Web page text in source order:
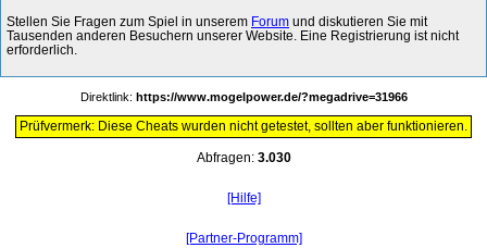
Stellen Sie Fragen zum Spiel in unserem Forum und diskutieren Sie mit
Tausenden anderen Besuchern unserer Website. Eine Registrierung ist nicht
erforderlich.
Direktlink: https://www.mogelpower.de/?megadrive=31966
Prüfvermerk: Diese Cheats wurden nicht getestet, sollten aber funktionieren.
Abfragen: 3.030
[Hilfe]
[Partner-Programm]